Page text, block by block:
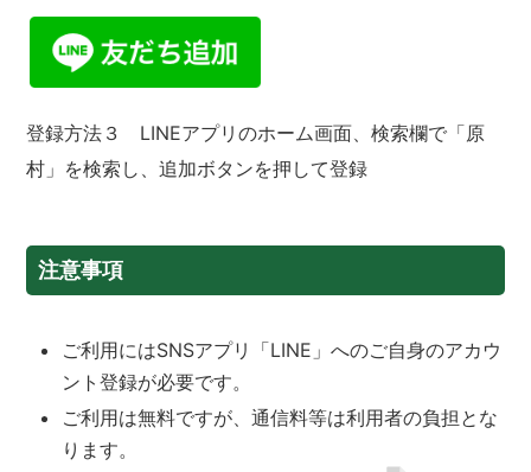
登録方法３ LINEアプリのホーム画面、検索欄で「原
村」を検索し、追加ボタンを押して登録
注意事項
ご利用にはSNSアプリ「LINE」へのご自身のアカウ
ント登録が必要です。
ご利用は無料ですが、通信料等は利用者の負担とな
ります。